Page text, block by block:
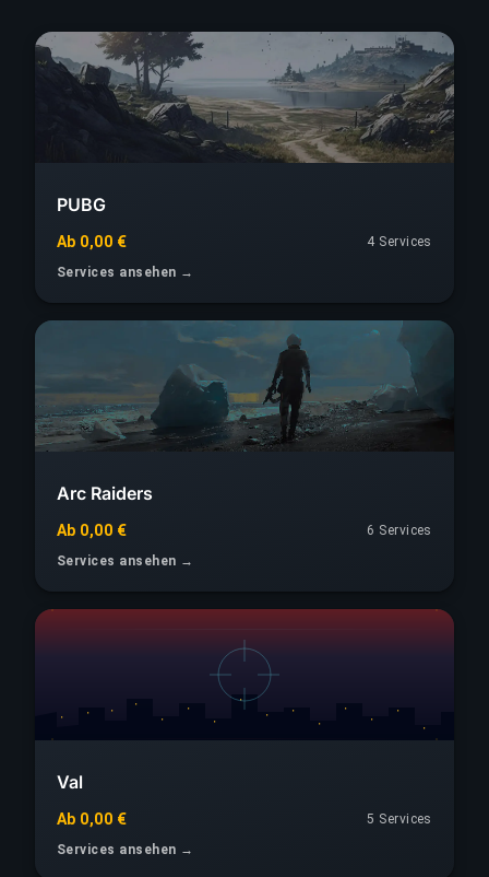
PUBG
Ab 0,00 €
4 Services
Services ansehen →
Arc Raiders
Ab 0,00 €
6 Services
Services ansehen →
Val
Ab 0,00 €
5 Services
Services ansehen →